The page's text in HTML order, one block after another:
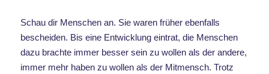
Schau dir Menschen an. Sie waren früher ebenfalls
bescheiden. Bis eine Entwicklung eintrat, die Menschen
dazu brachte immer besser sein zu wollen als der andere,
immer mehr haben zu wollen als der Mitmensch. Trotz